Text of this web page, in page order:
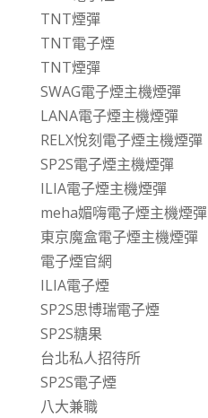
TNT煙彈
TNT電子煙
TNT煙彈
SWAG電子煙主機煙彈
LANA電子煙主機煙彈
RELX悅刻電子煙主機煙彈
SP2S電子煙主機煙彈
ILIA電子煙主機煙彈
meha媚嗨電子煙主機煙彈
東京魔盒電子煙主機煙彈
電子煙官網
ILIA電子煙
SP2S思博瑞電子煙
SP2S糖果
台北私人招待所
SP2S電子煙
八大兼職